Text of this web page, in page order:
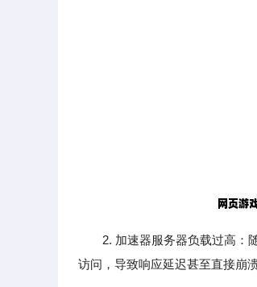
2. 加速器服务器负载过高：
访问，导致响应延迟甚至直接崩